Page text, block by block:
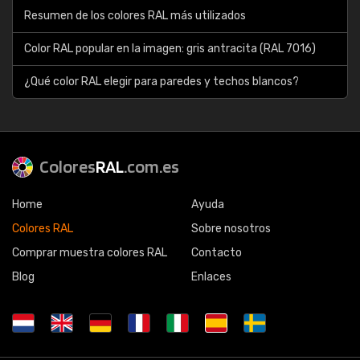
Resumen de los colores RAL más utilizados
Color RAL popular en la imagen: gris antracita (RAL 7016)
¿Qué color RAL elegir para paredes y techos blancos?
ColoresRAL.com.es
Home
Colores RAL
Comprar muestra colores RAL
Blog
Ayuda
Sobre nosotros
Contacto
Enlaces